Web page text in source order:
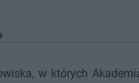
w których